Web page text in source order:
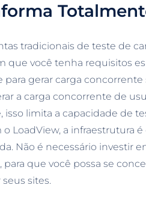
tradicionais de teste de
que você tenha requisitos
para gerar carga
a carga concorrente de
isso limita a capacidade de
o LoadView, a infraestrutura
Não é necessário investir
para que você possa se
sites.